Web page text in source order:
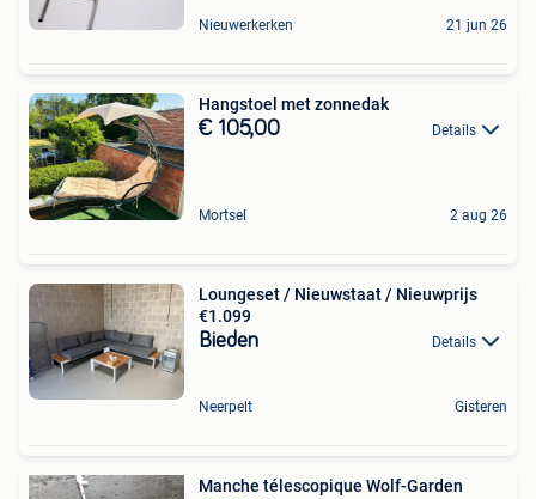
Nieuwerkerken 21 jun 26
Hangstoel met zonnedak
€ 105,00 Details
Mortsel 2 aug 26
Loungeset / Nieuwstaat / Nieuwprijs
€1.099
Bieden Details
Neerpelt Gisteren
Manche télescopique Wolf-Garden